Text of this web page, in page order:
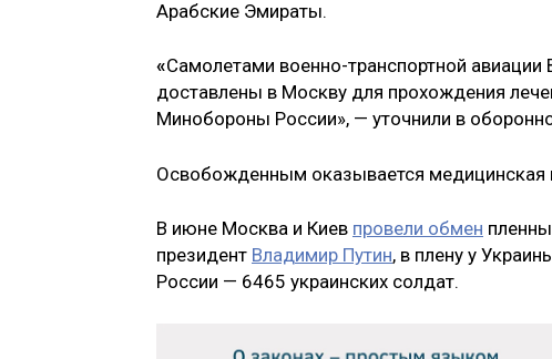
Арабские Эмираты.
«Самолетами военно-транспортной
доставлены в Москву для прохождения
Минобороны России», — уточнили в
Освобожденным оказывается медицинская
В июне Москва и Киев провели обмен
президент Владимир Путин, в плену у
России — 6465 украинских солдат.